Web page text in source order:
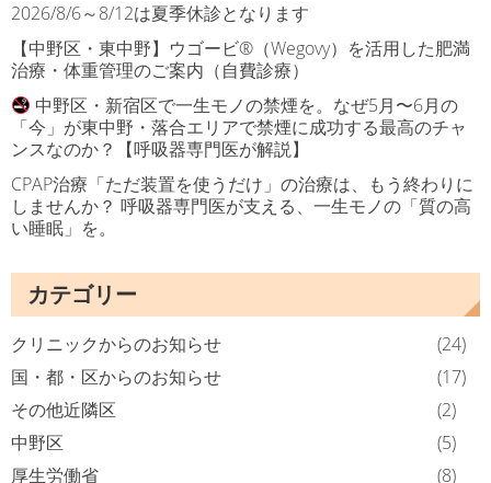
2026/8/6～8/12は夏季休診となります
【中野区・東中野】ウゴービ®（Wegovy）を活用した肥満
治療・体重管理のご案内（自費診療）
中野区・新宿区で一生モノの禁煙を。なぜ5月〜6月の
「今」が東中野・落合エリアで禁煙に成功する最高のチャ
ンスなのか？【呼吸器専門医が解説】
CPAP治療「ただ装置を使うだけ」の治療は、もう終わりに
しませんか？ 呼吸器専門医が支える、一生モノの「質の高
い睡眠」を。
カテゴリー
クリニックからのお知らせ
(24)
国・都・区からのお知らせ
(17)
その他近隣区
(2)
中野区
(5)
厚生労働省
(8)